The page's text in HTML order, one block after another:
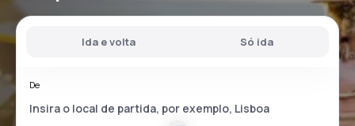
Ida e volta Só ida
De